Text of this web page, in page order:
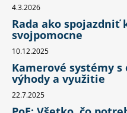
4.3.2026
Rada ako spojazdniť
svojpomocne
10.12.2025
Kamerové systémy
výhody a využitie
22.7.2025